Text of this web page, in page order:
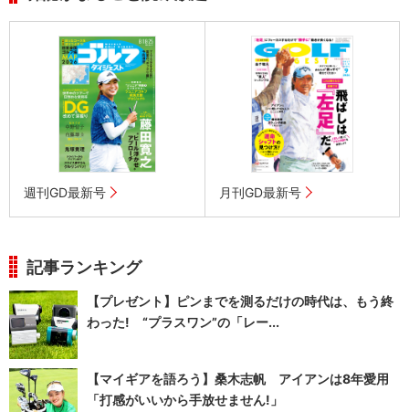
週刊GD最新号 月刊GD最新号
記事ランキング
【プレゼント】ピンまでを測るだけの時代は、もう終
わった! “プラスワン”の「レー...
【マイギアを語ろう】桑木志帆 アイアンは8年愛用
「打感がいいから手放せません!」